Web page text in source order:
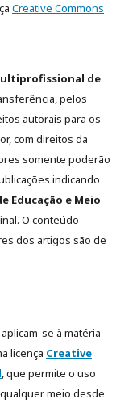
Creative Commons
de
pelos
autorais para os
com direitos da
somente poderão
indicando
Educação e Meio
O conteúdo
dos artigos são de
se à matéria
licença Creative
, que permite o uso
meio desde